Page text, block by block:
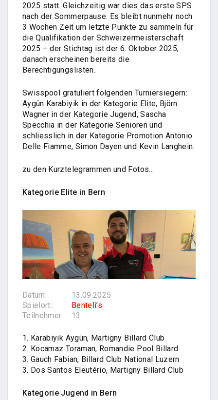
2025 statt. Gleichzeitig war dies das erste SPS
nach der Sommerpause. Es bleibt nunmehr noch
3 Wochen Zeit um letzte Punkte zu sammeln für
die Qualifikation der Schweizermeisterschaft
2025 – der Stichtag ist der 6. Oktober 2025,
danach erscheinen bereits die
Berechtigungslisten.
Swisspool gratuliert folgenden Turniersiegern:
Aygün Karabiyik in der Kategorie Elite, Björn
Wagner in der Kategorie Jugend, Sascha
Specchia in der Kategorie Senioren und
schliesslich in der Kategorie Promotion Antonio
Delle Fiamme, Simon Dayen und Kevin Langhein.
zu den Kurztelegrammen und Fotos...
Kategorie Elite in Bern
Datum:
13.09.2025
Spielort:
Benteli’s
Teilnehmer:
13
1. Karabiyik Aygün, Martigny Billard Club
2. Kocamaz Toraman, Romandie Pool Billard
3. Gauch Fabian, Billard Club National Luzern
3. Dos Santos Eleutério, Martigny Billard Club
Kategorie Jugend in Bern